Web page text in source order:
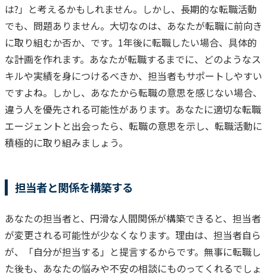
は?」と考えるかもしれません。 しかし、長期的な転職活動
でも、問題ありません。 大切なのは、あなたが転職に前向き
に取り組むか否か、です。 1年後に転職したい場合、具体的
な計画を作れます。 あなたが転職するまでに、どのようなス
キルや実績を身につけるべきか、担当者もサポートしやすい
ですよね。 しかし、あなたから転職の意思を感じない場合、
違う人を優先される可能性があります。 あなたに適切な転職
エージェントと出会ったら、転職の意思を示し、転職活動に
積極的に取り組みましょう。
担当者と関係を構築する
あなたの担当者と、円滑な人間関係が構築できると、担当者
が変更される可能性が少なくなります。 理由は、担当者自ら
が、「自分が担当する」と提言するからです。 無事に転職し
た後も、あなたの悩みや不安の相談にものってくれるでしょ